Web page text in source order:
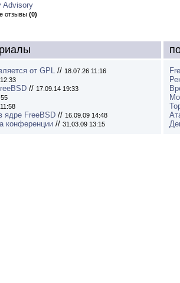
Advisory
отзывы (0)
от GPL // 18.07.26 11:16
// 17.09.14 19:33
ядре FreeBSD // 16.09.09 14:48
конференции // 31.03.09 13:15